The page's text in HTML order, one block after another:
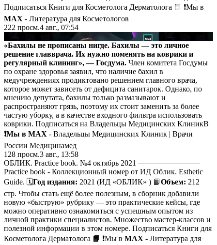
Подписаться Книги для Косметолога Дерматолога 📘 ❗️Мы в
MAX - Литература для Косметологов
222 просм.4 авг., 07:54
«Бахилы не прописаны нигде. Бахилы — это личное
решение главврача. Их нужно поменять на коврики и
регулярный клининг», — Госдума. Член комитета Госдумы
по охране здоровья заявил, что наличие бахил в
медучреждениях продиктовано решением главного врача,
которое может зависеть от дефицита санитарок. Однако, по
мнению депутата, бахилы только размазывают и
распространяют грязь, поэтому их стоит заменить за более
частую уборку, а в качестве входного фильтра использовать
коврики. Подписаться на Владельцы Медицинских КлиникВ
❗️Мы в MAX - Владельцы Медицинских Клиник | Врачи
России Медицинамед
128 просм.3 авг., 13:58
ОБЛИК. Practice book. №4 октябрь 2021 ————————
Practice book - Коллекционный номер от ИД Облик. Esthetic
Guide. 🗓Год издания: 2021 (ИД «ОБЛИК» ) 📙Объем: 212
стр. Чтобы стать ещё более полезным, в сборник добавили
новую «быструю» рубрику — это практические кейсы, где
можно оперативно ознакомиться с успешным опытом из
личной практики специалистов. Множество мастер-классов и
полезной информации в этом номере. Подписаться Книги для
Косметолога Дерматолога 📘 ❗️Мы в MAX - Литература для